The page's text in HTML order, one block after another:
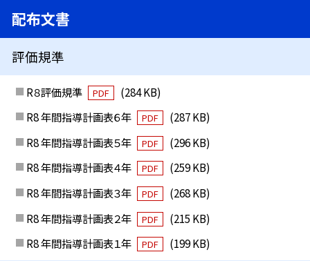
配布文書
評価規準
R８評価規準 PDF
(284 KB)
R8 年間指導計画表６年
PDF
(287 KB)
R8 年間指導計画表５年
PDF
(296 KB)
R8 年間指導計画表４年
PDF
(259 KB)
R8 年間指導計画表３年
PDF
(268 KB)
R8 年間指導計画表２年
PDF
(215 KB)
R8 年間指導計画表１年
PDF (199 KB)